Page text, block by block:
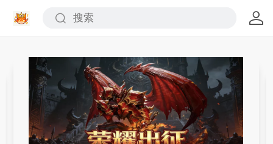
奇迹世界：起源